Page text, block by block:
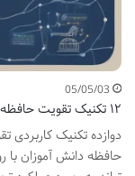
05/05/03
۱۲ تکنیک تقویت حافظه دانش آموزان | راهنمای کاربردی و جامع
دوازده تکنیک
حافظه دانش آموزان